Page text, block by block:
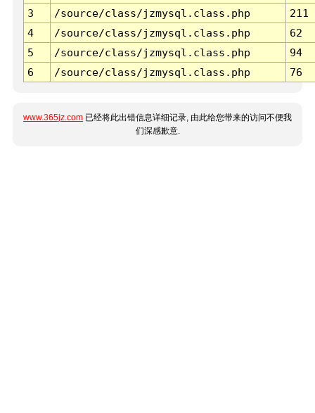
3 /source/class/jzmysql.class.php
211
4
/source/class/jzmysql.class.php
62
5
/source/class/jzmysql.class.php
94
6
/source/class/jzmysql.class.php 76
www.365jz.com 已经将此出错信息详细记录, 由此给您带来的访问不便我
们深感歉意.